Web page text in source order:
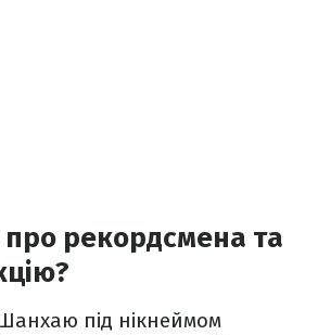
рекордсмена та
під нікнеймом